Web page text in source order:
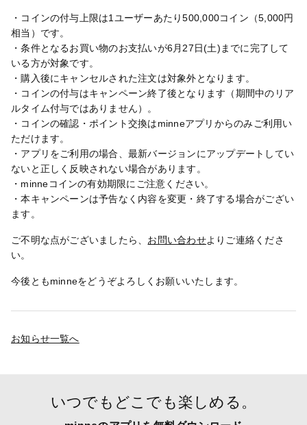
・コインの付与上限は1ユーザーあたり500,000コイン（5,000円
相当）です。
・条件となるお買い物のお支払いが6月27日(土)までに完了して
いる方が対象です。
・購入後にキャンセルされた注文は対象外となります。
・コインの付与はキャンペーン終了後となります（期間中のリア
ルタイム付与ではありません）。
・コインの確認・ポイント交換はminneアプリからのみご利用い
ただけます。
・アプリをご利用の場合、最新バージョンにアップデートしてい
ないと正しく反映されない場合があります。
・minneコインの有効期限にご注意ください。
・本キャンペーンは予告なく内容を変更・終了する場合がござい
ます。
ご不明な点がございましたら、 お問い合わせよりご連絡くださ
い。
今後ともminneをどうぞよろしくお願いいたします。
お知らせ一覧へ
いつでもどこでも楽しめる。